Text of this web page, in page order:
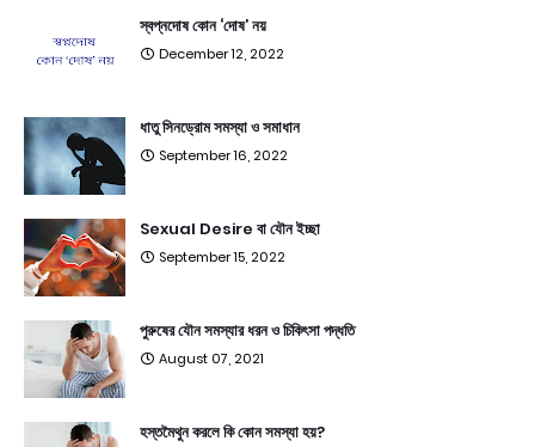
স্বপ্নদোষ কোন ‘দোষ’ নয়
December 12, 2022
ধাতু সিনড্রোম সমস্যা ও সমাধান
September 16, 2022
Sexual Desire বা যৌন ইচ্ছা
September 15, 2022
পুরুষের যৌন সমস্যার ধরন ও চিকিৎসা পদ্ধতি
August 07, 2021
হস্তমৈথুন করলে কি কোন সমস্যা হয়?